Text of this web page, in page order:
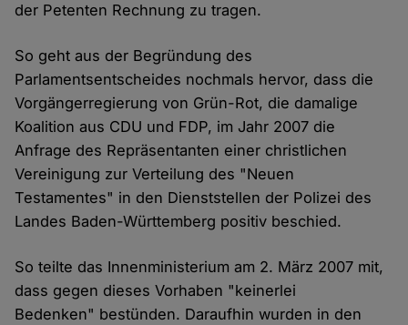
der Petenten Rechnung zu tragen.
So geht aus der Begründung des
Parlamentsentscheides nochmals hervor, dass die
Vorgängerregierung von Grün-Rot, die damalige
Koalition aus CDU und FDP, im Jahr 2007 die
Anfrage des Repräsentanten einer christlichen
Vereinigung zur Verteilung des "Neuen
Testamentes" in den Dienststellen der Polizei des
Landes Baden-Württemberg positiv beschied.
So teilte das Innenministerium am 2. März 2007 mit,
dass gegen dieses Vorhaben "keinerlei
Bedenken" bestünden. Daraufhin wurden in den